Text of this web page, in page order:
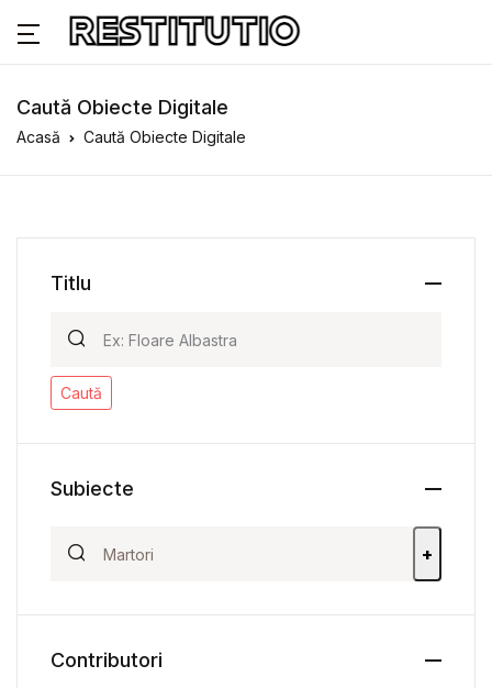
Caută Obiecte Digitale
Acasă Caută Obiecte Digitale
Titlu
Caută
Subiecte
+
Contributori